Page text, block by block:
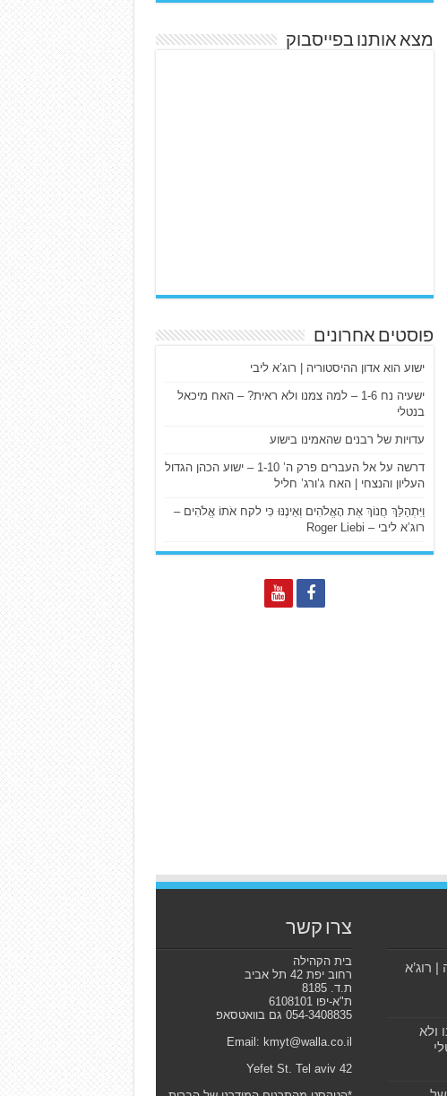
מצא אותנו בפייסבוק
פוסטים אחרונים
ישוע הוא אדון ההיסטוריה | רוג’א ליבי
ישעיה נח 1-6 – למה צמנו ולא ראית? – האח מיכאל
בנטלי
עדויות של רבנים שהאמינו בישוע
דרשה על אל העברים פרק ה’ 1-10 – ישוע הכהן הגדול
העליון והנצחי | האח ג’ורג’ חליל
וַיִּתְהַלֵּךְ חֲנוֹךְ אֶת הָאֱלֹהִים וְאֵינֶנּוּ כִּי לקח אֹתוֹ אֱלֹהִים –
רוג’א ליבי – Roger Liebi
| רוג’א
ולא
צרו קשר
בית הקהילה
רחוב יפת 42 תל אביב
ת.ד. 8185
ת"א-יפו 6108101
054-3408835 גם בוואטסאפ
Email: kmyt@walla.co.il
42 Yefet St. Tel aviv